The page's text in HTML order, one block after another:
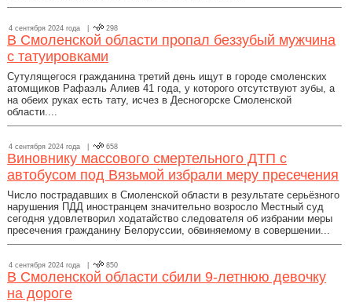
4 сентября 2024 года | 298
В Смоленской области пропал беззубый мужчина
с татуировками
Сутулящегося гражданина третий день ищут в городе смоленских
атомщиков Рафаэль Алиев 41 года, у которого отсутствуют зубы, а
на обеих руках есть тату, исчез в Десногорске Смоленской
области....
4 сентября 2024 года | 658
Виновнику массового смертельного ДТП с
автобусом под Вязьмой избрали меру пресечения
Число пострадавших в Смоленской области в результате серьёзного
нарушения ПДД иностранцем значительно возросло Местный суд
сегодня удовлетворил ходатайство следователя об избрании меры
пресечения гражданину Белоруссии, обвиняемому в совершении...
4 сентября 2024 года | 850
В Смоленской области сбили 9-летнюю девочку
на дороге